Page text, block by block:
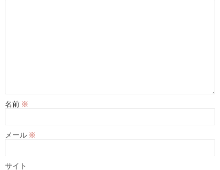
名前 ※
メール ※
サイト